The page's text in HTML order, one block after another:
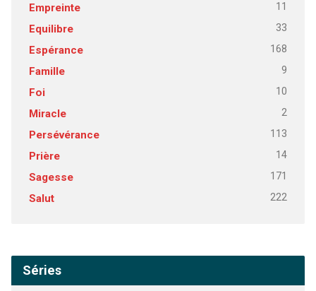
Empreinte 11
Equilibre 33
Espérance 168
Famille 9
Foi 10
Miracle 2
Persévérance 113
Prière 14
Sagesse 171
Salut 222
Séries